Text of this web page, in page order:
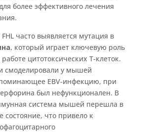
более эффективного лечения
часто выявляется мутация в
, который играет ключевую роль
цитотоксических Т-клеток.
смоделировали у мышей
EBV-инфекцию, при
был нефункционален. В
система мышей перешла в
состояние, что привело к